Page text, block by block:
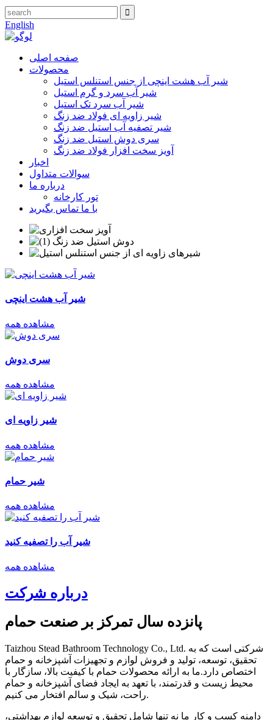
English
صفحه اصلی
محصولات
شیر آب هشت اینچی از جنس استنلس استیل
شیر آب سرد و گرم استیل
شیر آب سرد تک استیل
شیر زاویه ای فولاد ضد زنگ
شیر تصفیه آب استیل ضد زنگ
سری دوش استیل ضد زنگ
آویز سخت افزار فولاد ضد زنگ
اخبار
سوالات متداول
درباره ما
تور کارخانه
با ما تماس بگیرید
شیر آب هشت اینچی
مشاهده همه
سری دوش
مشاهده همه
شیر زاویه ای
مشاهده همه
شیر حمام
مشاهده همه
شیر آب را تصفیه کنید
مشاهده همه
درباره شرکت
پانزده سال تمرکز بر صنعت حمام
Taizhou Stead Bathroom Technology Co., Ltd. شرکتی است که به
تحقیق، توسعه، تولید و فروش لوازم و تجهیزات آشپزخانه و حمام
اختصاص دارد.ما به ارائه محصولات حمام با کیفیت بالا، سازگار با
محیط زیست و قدرتمند، با تعهد به ایجاد فضای آشپزخانه و حمام
راحت، شیک و سالم افتخار می کنیم.
دامنه کسب و کار ما نه تنها شامل تحقیق و توسعه لوازم بهداشتی،